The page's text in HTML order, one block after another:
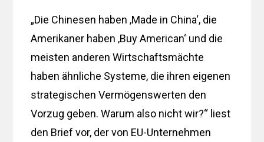
„Die Chinesen haben ‚Made in China‘, die
Amerikaner haben ‚Buy American‘ und die
meisten anderen Wirtschaftsmächte
haben ähnliche Systeme, die ihren eigenen
strategischen Vermögenswerten den
Vorzug geben. Warum also nicht wir?“ liest
den Brief vor, der von EU-Unternehmen